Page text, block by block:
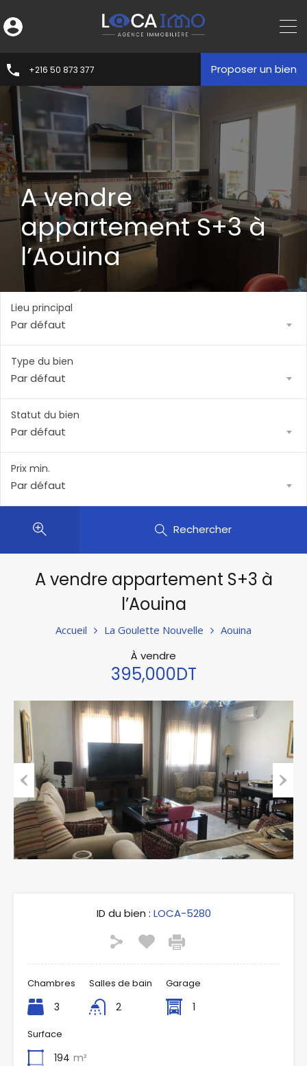
+216 50 873 377 Proposer un bien
A vendre
appartement S+3 à
l’Aouina
Lieu principal
Par défaut
Type du bien
Par défaut
Statut du bien
Par défaut
Prix min.
Par défaut
Rechercher
A vendre appartement S+3 à
l’Aouina
Accueil La Goulette Nouvelle Aouina
À vendre
395,000DT
Previous Next
ID du bien : LOCA-5280
Chambres
3
Salles de bain
2
Garage
1
Surface
194 m²